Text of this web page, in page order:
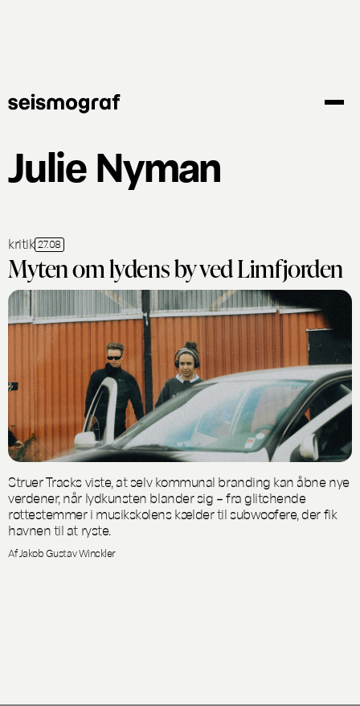
Julie Nyman
kritik 27.08
Myten om lydens by ved Limfjorden
Struer Tracks viste, at selv kommunal branding kan åbne nye
verdener, når lydkunsten blander sig – fra glitchende
rottestemmer i musikskolens kælder til subwoofere, der fik
havnen til at ryste.
Af Jakob Gustav Winckler